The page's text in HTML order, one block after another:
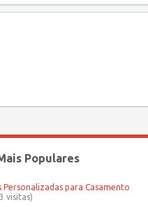
Populares
Personalizadas para Casamento
visitas)